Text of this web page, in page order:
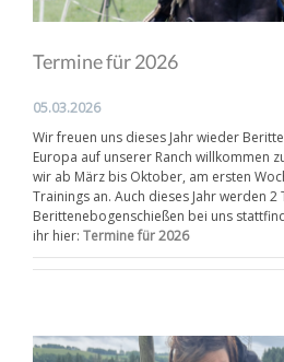
Termine für 2026
05.03.2026
Wir freuen uns dieses Jahr wieder
Europa auf unserer Ranch willkommen
wir ab März bis Oktober, am ersten
Trainings an. Auch dieses Jahr werden
Berittenebogenschießen bei uns
ihr hier: Termine für 2026